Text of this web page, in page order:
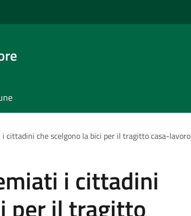
i cittadini che scelgono la bici per il tragitto casa-lavoro
i cittadini